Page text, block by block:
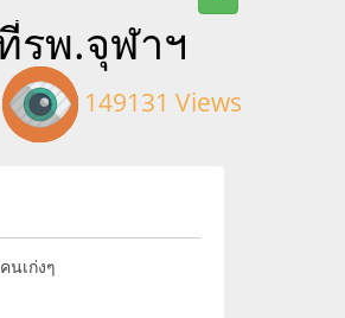
รพ.จุฬาฯ
149131 Views
นเก่งๆ